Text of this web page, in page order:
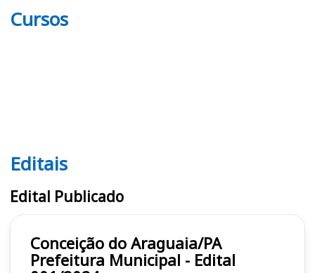
Cursos
Editais
Editais
Edital Publicado
Conceição do Araguaia/PA
Prefeitura Municipal - Edital